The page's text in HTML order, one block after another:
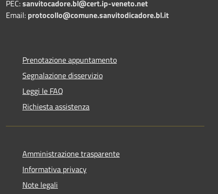
PEC:sanvitocadore.bl@cert.ip-veneto.net
Email: protocollo@comune.sanvitodicadore.bl.it
Prenotazione appuntamento
Segnalazione disservizio
Leggi le FAQ
Richiesta assistenza
Amministrazione trasparente
Informativa privacy
Note legali